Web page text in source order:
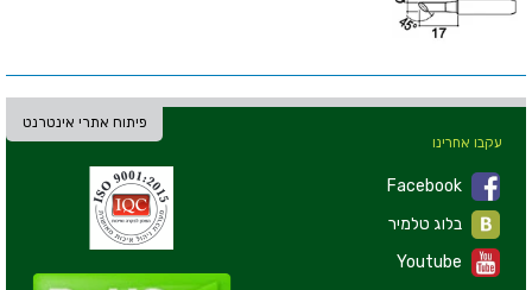
פיתוח אתרי אינטרנט
עקבו אחרינו
Facebook
Youtube